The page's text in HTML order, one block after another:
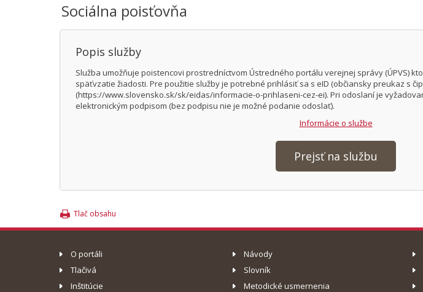
Sociálna poisťovňa
Popis služby
Služba umožňuje poistencovi prostredníctvom Ústredného portálu verejnej správy (ÚPVS)
späťvzatie žiadosti. Pre použitie služby je potrebné prihlásiť sa s eID (občiansky preukaz s
(https://www.slovensko.sk/sk/eidas/informacie-o-prihlaseni-cez-ei). Pri odoslaní je
elektronickým podpisom (bez podpisu nie je možné podanie odoslať).
Informácie o službe
Prejsť na službu
Tlač obsahu
O portáli
Návody
Tlačivá
Slovník
Inštitúcie
Metodické usmernenia